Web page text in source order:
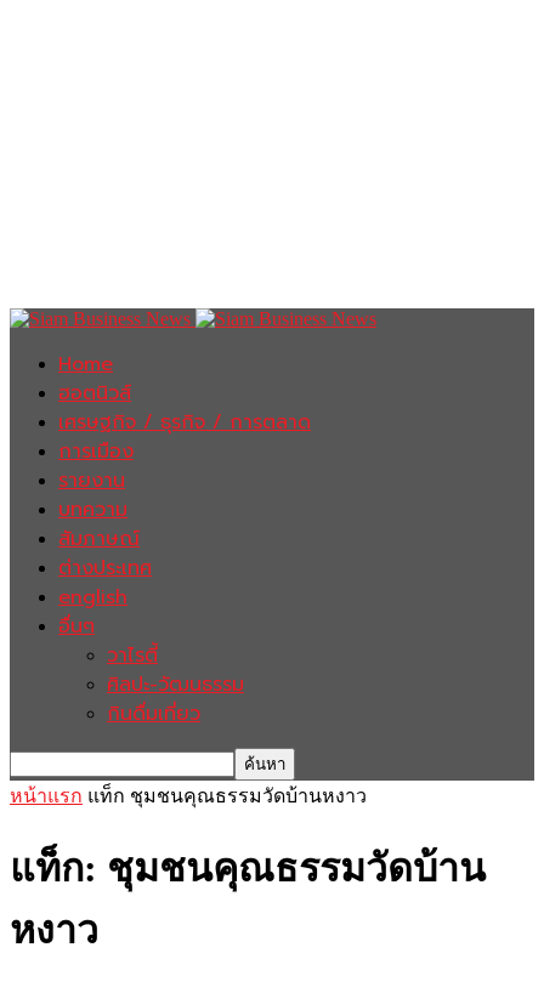
Home
ฮอตนิวส์
เศรษฐกิจ / ธุรกิจ / การตลาด
การเมือง
รายงาน
บทความ
สัมภาษณ์
ต่างประเทศ
english
อื่นๆ
วาไรตี้
ศิลปะ-วัฒนธรรม
กินดื่มเที่ยว
หน้าแรก แท็ก ชุมชนคุณธรรมวัดบ้านหงาว
แท็ก: ชุมชนคุณธรรมวัดบ้าน
หงาว